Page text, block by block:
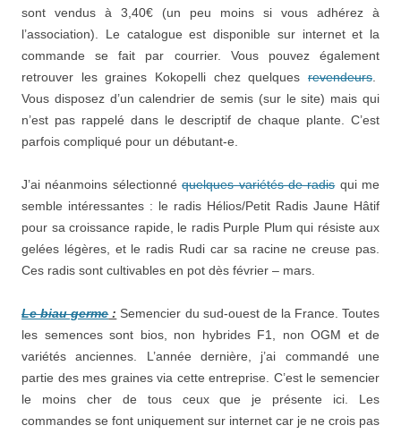
sont vendus à 3,40€ (un peu moins si vous adhérez à
l’association). Le catalogue est disponible sur internet et la
commande se fait par courrier. Vous pouvez également
retrouver les graines Kokopelli chez quelques revendeurs
Vous disposez d’un calendrier de semis (sur le site) mais qui
n’est pas rappelé dans le descriptif de chaque plante. C’est
parfois compliqué pour un débutant-e.
J’ai néanmoins sélectionnéquelques variétés de radisqui me
semble intéressantes : le radis Hélios/Petit Radis Jaune Hâtif
pour sa croissance rapide, le radis Purple Plum qui résiste aux
gelées légères, et le radis Rudi car sa racine ne creuse pas.
Ces radis sont cultivables en pot dès février – mars.
Le biau germe: Semencier du sud-ouest de la France. Toutes
les semences sont bios, non hybrides F1, non OGM et de
variétés anciennes. L’année dernière, j’ai commandé une
partie des mes graines via cette entreprise. C’est le semencier
le moins cher de tous ceux que je présente ici. Les
commandes se font uniquement sur internet car je ne crois pas